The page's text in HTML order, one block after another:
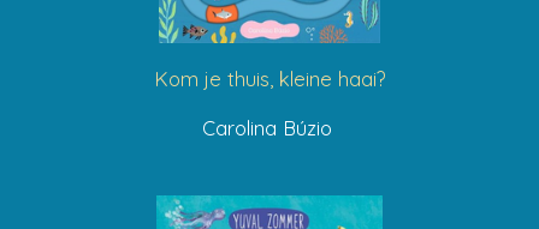
Kom je thuis, kleine haai?
Carolina Búzio